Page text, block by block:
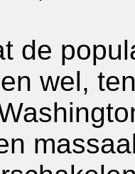
de
wel,